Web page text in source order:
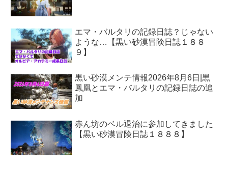
エマ・バルタリの記録日誌？じゃない
ような…【黒い砂漠冒険日誌１８８
９】
黒い砂漠メンテ情報2026年8月6日|黒
鳳凰とエマ・バルタリの記録日誌の追
加
赤ん坊のベル退治に参加してきました
【黒い砂漠冒険日誌１８８８】